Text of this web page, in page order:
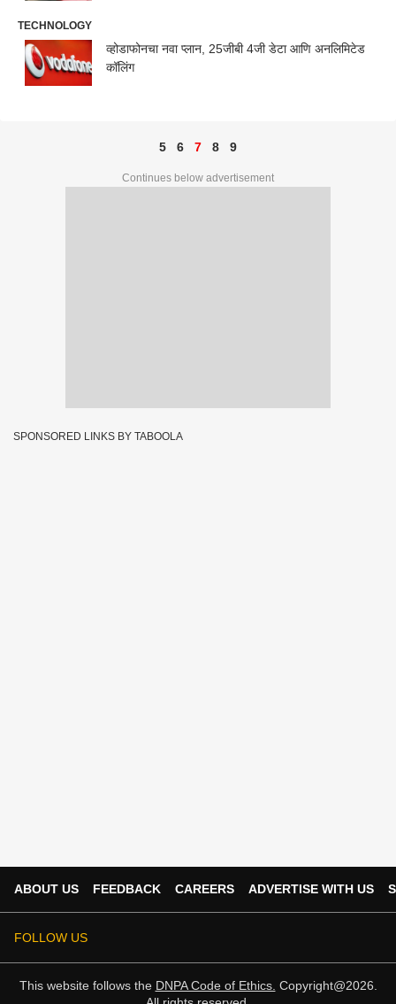
TECHNOLOGY
व्होडाफोनचा नवा प्लान, 25जीबी 4जी डेटा आणि अनलिमिटेड
कॉलिंग
5 6 7 8 9
Continues below advertisement
SPONSORED LINKS BY TABOOLA
ABOUT US FEEDBACK CAREERS ADVERTISE WITH US
FOLLOW US
This website follows the DNPA Code of Ethics. Copyright@2026.